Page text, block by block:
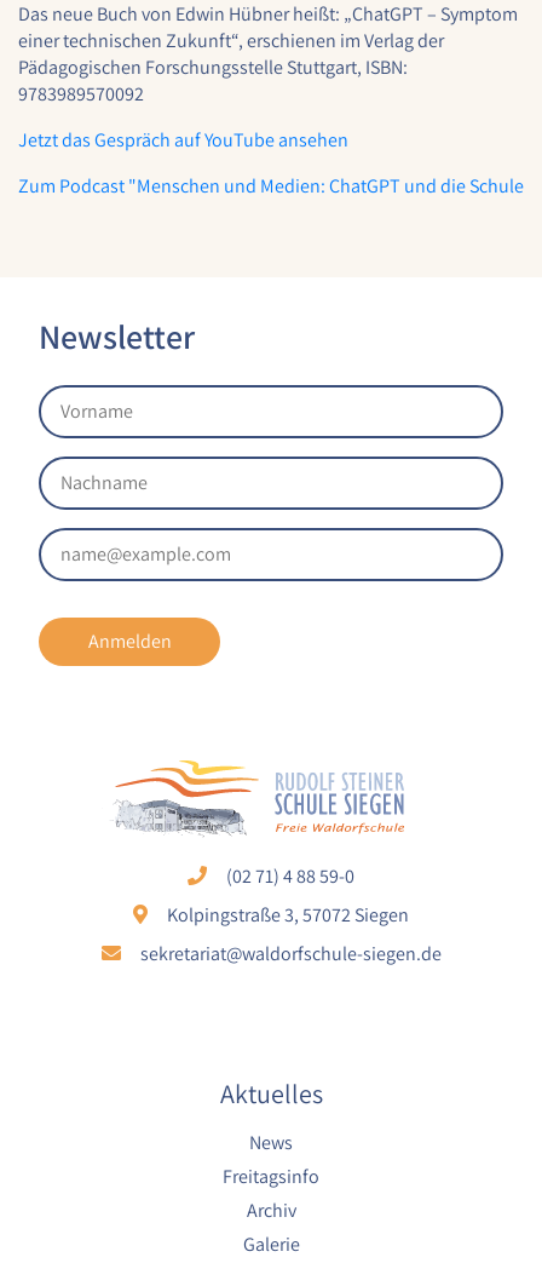
Das neue Buch von Edwin Hübner heißt: „ChatGPT – Symptom
einer technischen Zukunft“, erschienen im Verlag der
Pädagogischen Forschungsstelle Stuttgart, ISBN:
9783989570092
Jetzt das Gespräch auf YouTube ansehen
Zum Podcast "Menschen und Medien: ChatGPT und die Schule
Newsletter
Anmelden
(02 71) 4 88 59-0
Kolpingstraße 3, 57072 Siegen
sekretariat@waldorfschule-siegen.de
Aktuelles
News
Freitagsinfo
Archiv
Galerie
YouTube
Name:
YouTube
Analysen zur Verbesserung der Videoqualität
und Benutzererfahrung.
6 Monate